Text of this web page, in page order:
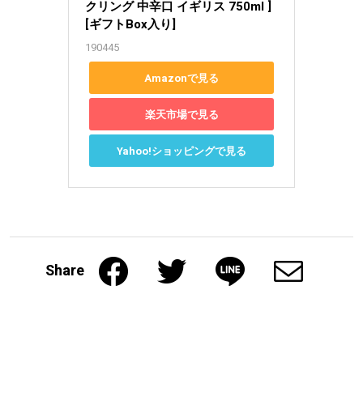
クリング 中辛口 イギリス 750ml ]
[ギフトBox入り]
190445
Amazonで見る
楽天市場で見る
Yahoo!ショッピングで見る
Share